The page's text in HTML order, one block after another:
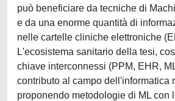
può beneficiare da tecniche di
e da una enorme quantità di
nelle cartelle cliniche elettroniche
L'ecosistema sanitario della tesi,
chiave interconnessi (PPM, EHR,
contributo al campo dell'informatica
proponendo metodologie di ML con